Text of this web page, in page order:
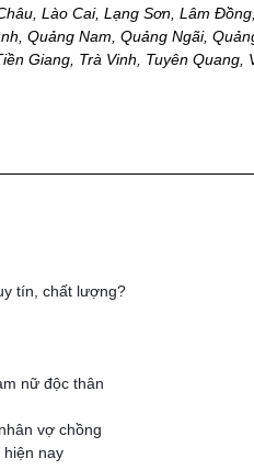
Lào Cai, Lạng Sơn, Lâm
Quảng Nam, Quảng Ngãi,
Giang, Trà Vinh, Tuyên Quang,
tín, chất lượng?
nữ độc thân
vợ chồng
nay